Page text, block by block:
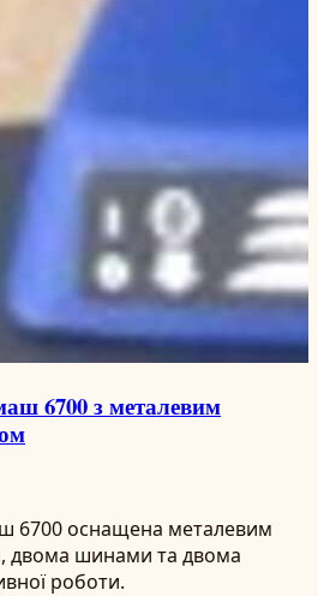
6700 з металевим
6700 оснащена металевим
двома шинами та двома
роботи.